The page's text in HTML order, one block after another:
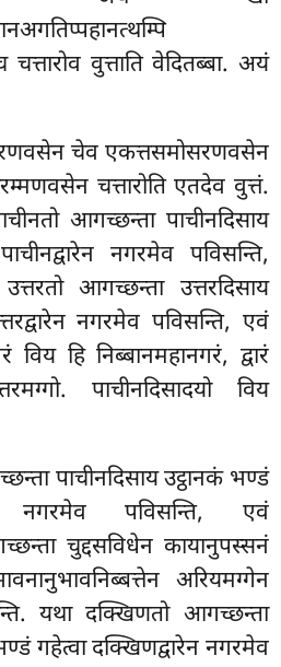
चत्तारोव वुत्ताति वेदितब्बा. अयं
चेव एकत्तसमोसरणवसेन
चत्तारोति एतदेव वुत्तं.
आगच्छन्ता पाचीनदिसाय
नगरमेव पविसन्ति,
आगच्छन्ता उत्तरदिसाय
नगरमेव पविसन्ति, एवं
हि निब्बानमहानगरं, द्वारं
पाचीनदिसादयो विय
पाचीनदिसाय उट्ठानकं भण्डं
नगरमेव पविसन्ति, एवं
चुद्दसविधेन कायानुपस्सनं
अरियमग्गेन
यथा दक्खिणतो आगच्छन्ता
गहेत्वा दक्खिणद्वारेन नगरमेव